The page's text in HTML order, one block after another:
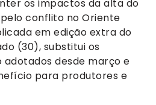
os impactos da alta do
conflito no Oriente
em edição extra do
(30), substitui os
desde março e
para produtores e